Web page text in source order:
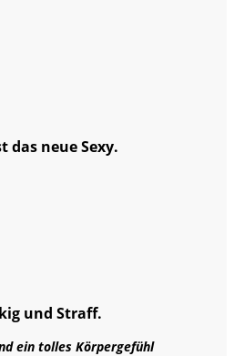
das neue Sexy.
und Straff.
ein tolles Körpergefühl